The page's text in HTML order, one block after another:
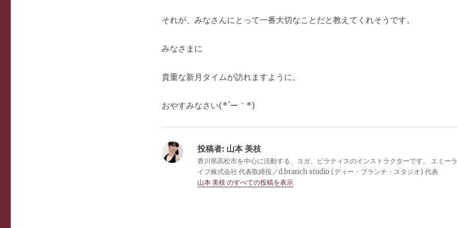
それが、みなさんにとって一番大切なことだと教えてくれそうです。
みなさまに
貴重な新月タイムが訪れますように。
おやすみなさい(*´ー｀*)
投稿者:山本 美枝
香川県高松市を中心に活動する、ヨガ、ピラティスのインストラクターです。 エミーラ
イフ株式会社 代表取締役／d.branch studio (ディー・ブランチ・スタジオ) 代表
山本 美枝 のすべての投稿を表示